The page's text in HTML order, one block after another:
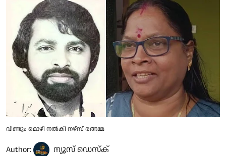
വീണ്ടും മൊഴി നൽകി നഴ്സ് രത്നമ്മ
Author: ന്യൂസ് ഡെസ്ക്